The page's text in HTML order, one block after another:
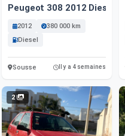
Peugeot 308 2012 Diesel
2012
380 000 km
Diesel
Sousse Il y a 4 semaines
2